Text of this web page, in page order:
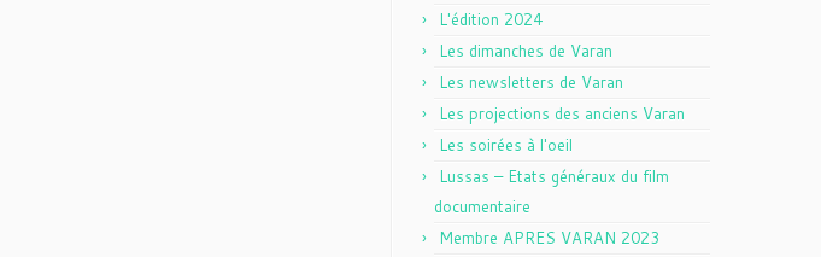
L'édition 2024
Les dimanches de Varan
Les newsletters de Varan
Les projections des anciens Varan
Les soirées à l'oeil
Lussas – Etats généraux du film
documentaire
Membre APRES VARAN 2023